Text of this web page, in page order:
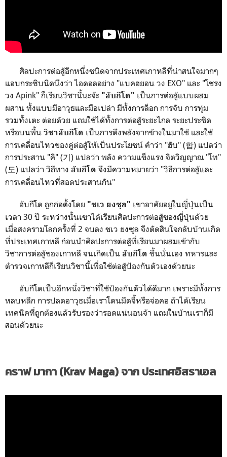
ศิลปะการต่อสู้อีกหนึ่งชนิดจากประเทศเกาหลีที่น่าสนใจมากๆ
แอบกระซิบนิดนึงว่า ไอดอลอย่าง "แบคฮยอน วง EXO" และ "โชรง
วง Apink" ก็เรียนวิชานี้นะจ๊ะ "ฮับกีโด" เป็นการต่อสู้แบบผสม
ผสาน ทั้งแบบมีอาวุธและมือเปล่า มีทั้งการล็อก การจับ การทุ่ม
รวมทั้งเตะ ต่อยด้วย แถมใช้ได้ทั้งการต่อสู้ระยะไกล ระยะประชิด
หรือบนพื้น วิชาฮับกีโด เป็นการดึงพลังจากข้างในมาใช้ และใช้
การเคลื่อนไหวของคู่ต่อสู้ให้เป็นประโยชน์ คำว่า "ฮับ" (합) แปลว่า
การประสาน "คิ" (기) แปลว่า พลัง ความแข็งแรง จิตวิญญาณ "โท"
(도) แปลว่า วิถีทาง ฮับกีโด จึงมีความหมายว่า "วิธีการต่อสู้และ
การเคลื่อนไหวที่สอดประสานกัน"
ฮับกีโด ถูกก่อตั้งโดย "ชเว ยงซุล" เขาอาศัยอยู่ในญี่ปุ่นเป็น
เวลา 30 ปี ระหว่างนั้นเขาได้เรียนศิลปะการต่อสู้ของญี่ปุ่นด้วย
เมื่อสงครามโลกครั้งที่ 2 จบลง ชเว ยงซุล จึงตัดสินใจกลับบ้านเกิด
ที่ประเทศเกาหลี ก่อนนำศิลปะการต่อสู้ที่เรียนมาผสมเข้ากับ
วิชาการต่อสู้ของเกาหลี จนเกิดเป็น ฮับกีโด ขึ้นนั่นเอง ทหารและ
ตำรวจเกาหลีก็เรียนวิชานี้เพื่อใช้ต่อสู้ป้องกันตัวเองด้วยนะ
ฮับกีโดเป็นอีกหนึ่งวิชาที่ใช้ป้องกันตัวได้ดีมาก เพราะมีทั้งการ
หลบหลีก การปลดอาวุธเมื่อเราโดนมีดจี้หรือจ่อคอ ถ้าได้เรียน
เทคนิคที่ถูกต้องแล้วรับรองว่ารอดแน่นอนจ้า แถมในบ้านเราก็มี
สอนด้วยนะ
คราฟ มากา (Krav Maga) จาก ประเทศอิสราเอล